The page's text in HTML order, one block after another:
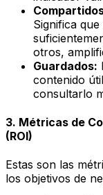
Significa
otros,
Guardados:
contenido
consultarlo
3. Métricas de
(ROI)
Estas son las
los objetivos de